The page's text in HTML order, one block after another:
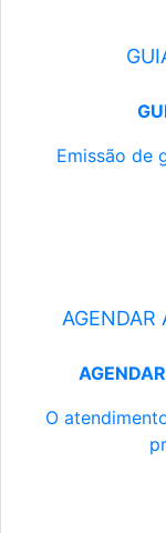
Emissão de
AGENDAR
O